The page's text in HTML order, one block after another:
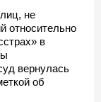
не
относительно
в
вернулась
об